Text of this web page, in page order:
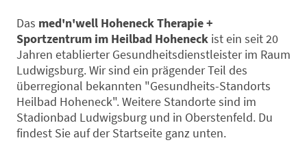
Das med'n'well Hoheneck Therapie +
Sportzentrum im Heilbad Hoheneck ist ein seit 20
Jahren etablierter Gesundheitsdienstleister im Raum
Ludwigsburg. Wir sind ein prägender Teil des
überregional bekannten "Gesundheits-Standorts
Heilbad Hoheneck".Weitere Standorte sind im
Stadionbad Ludwigsburg und in Oberstenfeld. Du
findest Sie auf der Startseite ganz unten.